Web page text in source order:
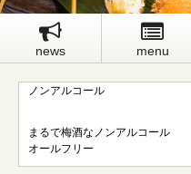
news menu
ノンアルコール
まるで梅酒なノンアルコール
オールフリー